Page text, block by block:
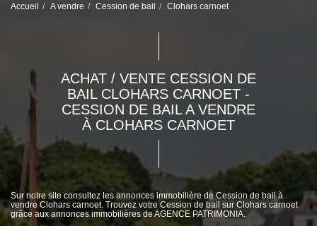
Accueil A vendre Cession de bail Clohars carnoet
ACHAT / VENTE CESSION DE
BAIL CLOHARS CARNOET -
CESSION DE BAIL A VENDRE
À CLOHARS CARNOET
Sur notre site consultez les annonces immobilière de Cession de bail à
vendre Clohars carnoet. Trouvez votre Cession de bail sur Clohars carnoet
grâce aux annonces immobilières de AGENCE PATRIMONIA.